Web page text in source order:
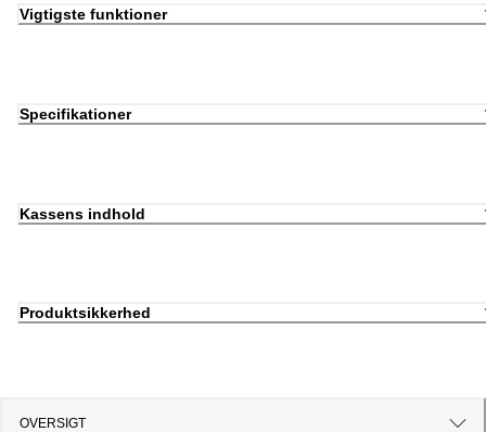
Vigtigste funktioner
Specifikationer
Kassens indhold
Produktsikkerhed
OVERSIGT